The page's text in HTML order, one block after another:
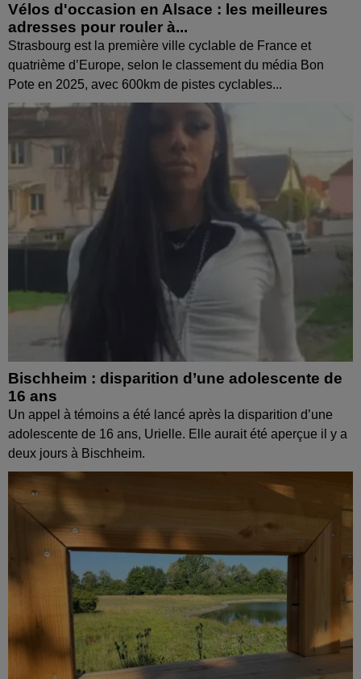
Vélos d'occasion en Alsace : les meilleures
adresses pour rouler à...
Strasbourg est la première ville cyclable de France et
quatrième d’Europe, selon le classement du média Bon
Pote en 2025, avec 600km de pistes cyclables...
Bischheim : disparition d’une adolescente de
16 ans
Un appel à témoins a été lancé après la disparition d’une
adolescente de 16 ans, Urielle. Elle aurait été aperçue il y a
deux jours à Bischheim.